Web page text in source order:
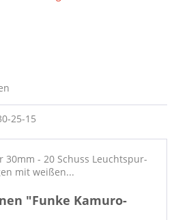
25-15
30mm - 20 Schuss Leuchtspur-
mit weißen...
"Funke Kamuro-